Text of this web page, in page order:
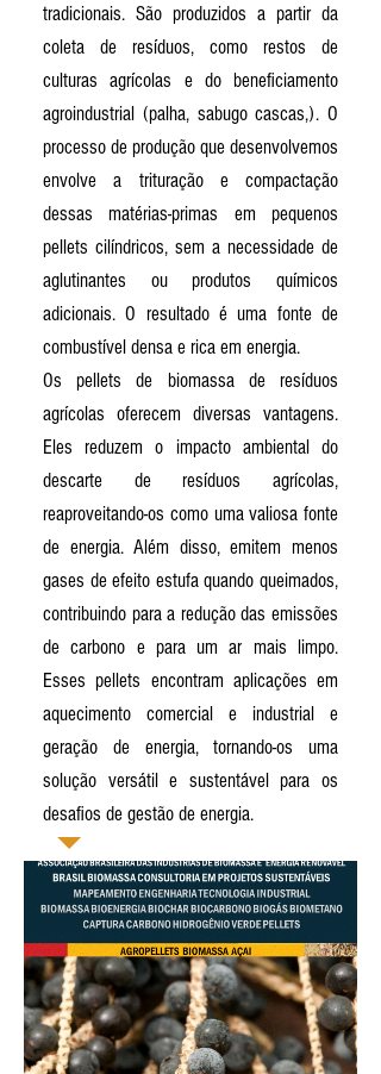
tradicionais. São produzidos a partir da
coleta de resíduos, como restos de
culturas agrícolas e do beneficiamento
agroindustrial (palha, sabugo cascas,). O
processo de produção que desenvolvemos
envolve a trituração e compactação
dessas matérias-primas em pequenos
pellets cilíndricos, sem a necessidade de
aglutinantes ou produtos químicos
adicionais. O resultado é uma fonte de
combustível densa e rica em energia.
Os pellets de biomassa de resíduos
agrícolas oferecem diversas vantagens.
Eles reduzem o impacto ambiental do
descarte de resíduos agrícolas,
reaproveitando-os como uma valiosa fonte
de energia. Além disso, emitem menos
gases de efeito estufa quando queimados,
contribuindo para a redução das emissões
de carbono e para um ar mais limpo.
Esses pellets encontram aplicações em
aquecimento comercial e industrial e
geração de energia, tornando-os uma
solução versátil e sustentável para os
desafios de gestão de energia.